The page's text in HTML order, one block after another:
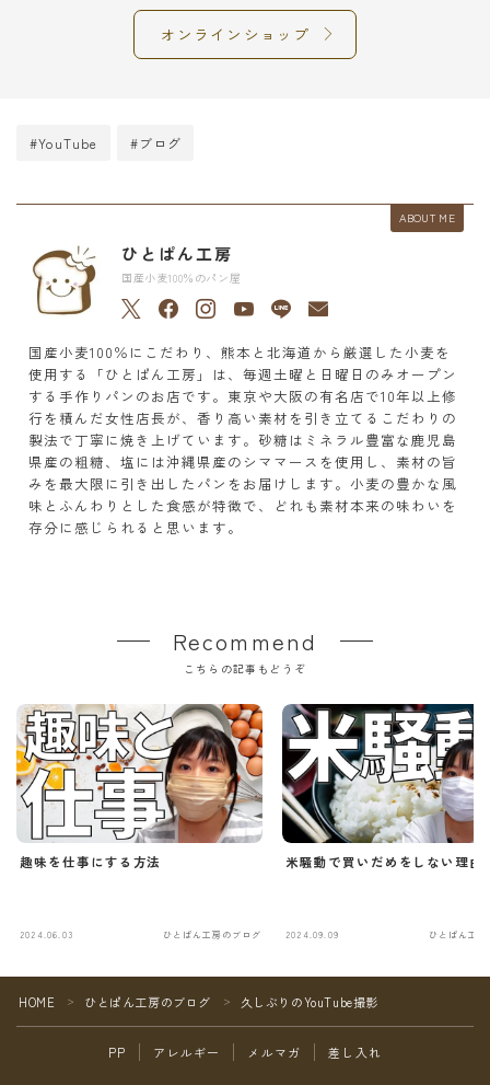
オンラインショップ
#YouTube #ブログ
ABOUT ME
ひとぱん工房
国産小麦100％のパン屋
国産小麦100％にこだわり、熊本と北海道から厳選した小麦を
使用する「ひとぱん工房」は、毎週土曜と日曜日のみオープン
する手作りパンのお店です。東京や大阪の有名店で10年以上修
行を積んだ女性店長が、香り高い素材を引き立てるこだわりの
製法で丁寧に焼き上げています。砂糖はミネラル豊富な鹿児島
県産の粗糖、塩には沖縄県産のシママースを使用し、素材の旨
みを最大限に引き出したパンをお届けします。小麦の豊かな風
味とふんわりとした食感が特徴で、どれも素材本来の味わいを
存分に感じられると思います。
Recommend
こちらの記事もどうぞ
趣味を仕事にする方法
2024.06.03 ひとぱん工房のブログ
米騒動で買いだめをしない理由
2024.09.09 ひとぱん工
HOME ＞ ひとぱん工房のブログ ＞ 久しぶりのYouTube撮影
PP アレルギー メルマガ 差し入れ